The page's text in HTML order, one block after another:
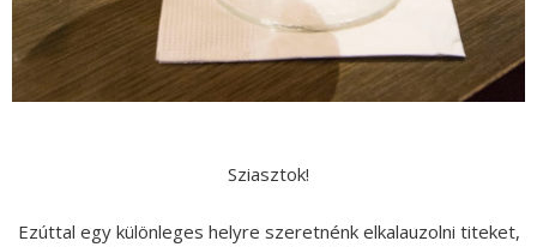
Sziasztok!
Ezúttal egy különleges helyre szeretnénk elkalauzolni titeket,